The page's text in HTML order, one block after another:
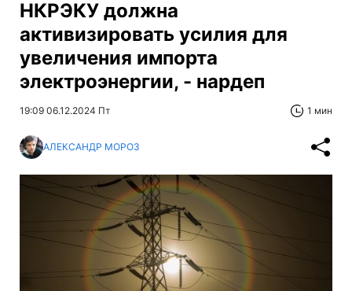
НКРЭКУ должна
активизировать усилия для
увеличения импорта
электроэнергии, - нардеп
19:09 06.12.2024 Пт 1 мин
АЛЕКСАНДР МОРОЗ